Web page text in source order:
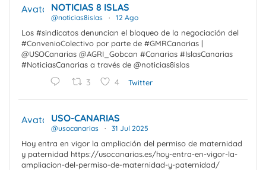
Avatar NOTICIAS 8 ISLAS
@noticias8islas · 12 Ago
Los #sindicatos denuncian el bloqueo de la negociación del
#ConvenioColectivo por parte de #GMRCanarias |
@USOCanarias @AGRI_Gobcan #Canarias #IslasCanarias
#NoticiasCanarias a través de @noticias8islas
3 4 Twitter
Avatar USO-CANARIAS
@usocanarias · 31 Jul 2025
Hoy entra en vigor la ampliación del permiso de maternidad
y paternidad https://usocanarias.es/hoy-entra-en-vigor-la-
ampliacion-del-permiso-de-maternidad-y-paternidad/